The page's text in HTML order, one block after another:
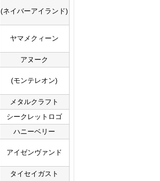
(ネイバーアイランド)
ヤマメクィーン
アヌーク
(モンテレオン)
メタルクラフト
シークレットロゴ
ハニーベリー
アイゼンヴァンド
タイセイガスト